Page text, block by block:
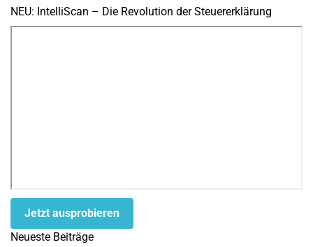
NEU: IntelliScan – Die Revolution der Steuererklärung
Jetzt ausprobieren
Neueste Beiträge